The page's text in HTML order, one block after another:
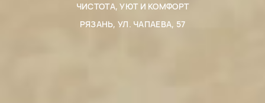
ЧИСТОТА, УЮТ И КОМФОРТ
РЯЗАНЬ, УЛ. ЧАПАЕВА, 57